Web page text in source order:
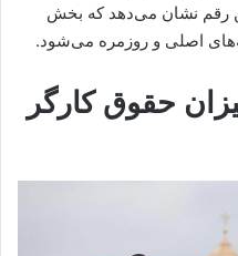
این رقم نشان می‌دهد که بخش
اصلی و روزمره می‌شود.
حقوق کارگر